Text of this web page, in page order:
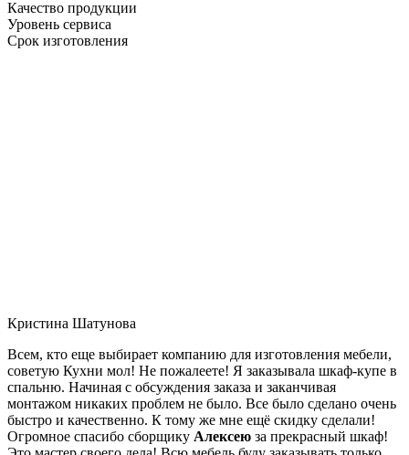
Качество продукции
Уровень сервиса
Срок изготовления
Кристина Шатунова
Всем, кто еще выбирает компанию для изготовления мебели,
советую Кухни мол! Не пожалеете! Я заказывала шкаф-купе в
спальню. Начиная с обсуждения заказа и заканчивая
монтажом никаких проблем не было. Все было сделано очень
быстро и качественно. К тому же мне ещё скидку сделали!
Огромное спасибо сборщику Алексею за прекрасный шкаф!